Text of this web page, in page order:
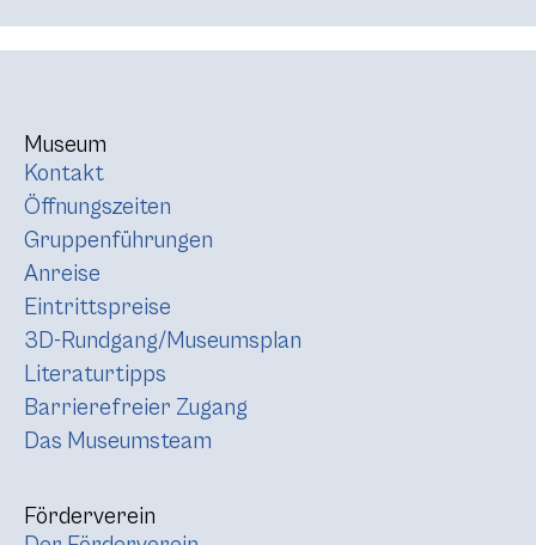
Museum
Kontakt
Öffnungszeiten
Gruppenführungen
Anreise
Eintrittspreise
3D-Rundgang/Museumsplan
Literaturtipps
Barrierefreier Zugang
Das Museumsteam
Förderverein